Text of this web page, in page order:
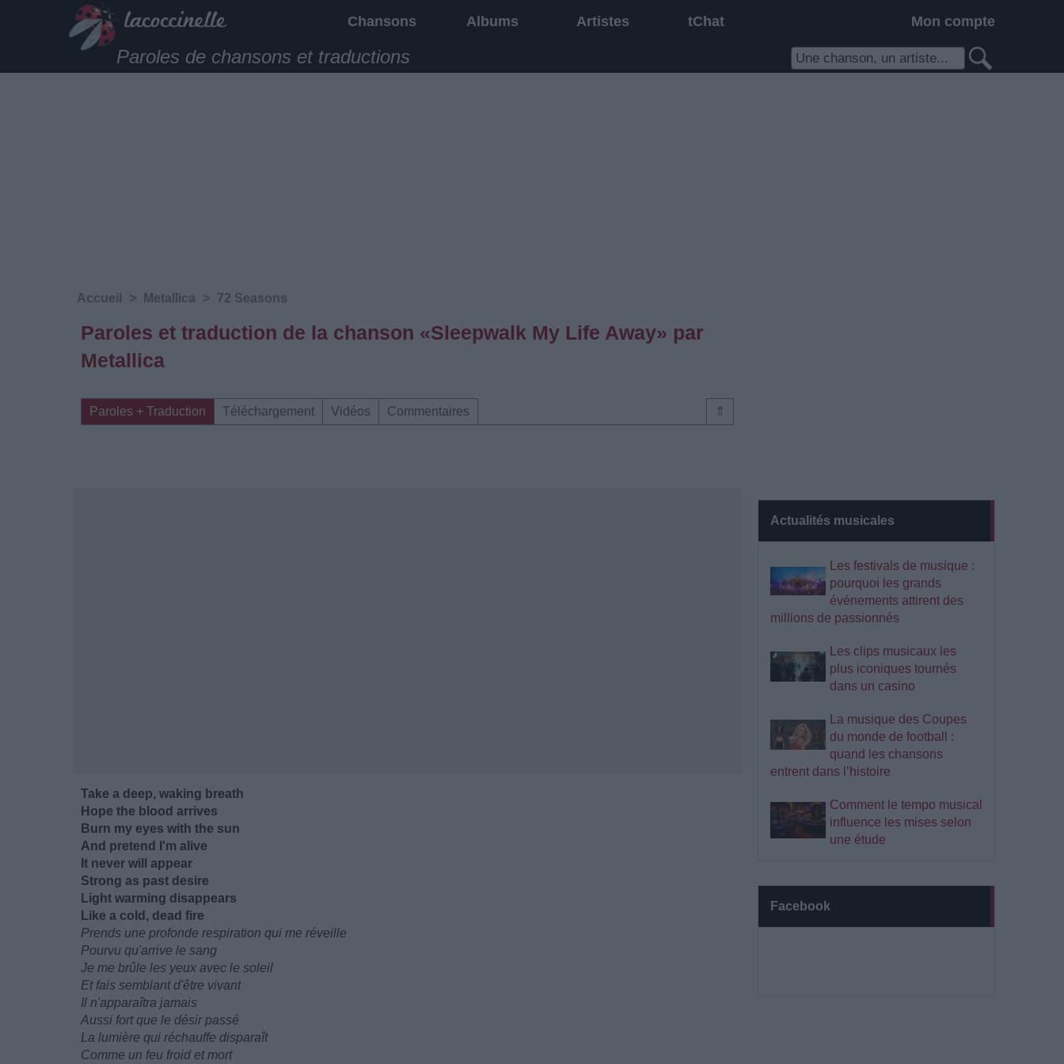
Chansons Albums Artistes tChat Mon compte
Paroles de chansons et traductions
Actualités musicales
Les festivals de musique :
pourquoi les grands
événements attirent des
millions de passionnés
Les clips musicaux les
plus iconiques tournés
dans un casino
La musique des Coupes
du monde de football :
quand les chansons
entrent dans l’histoire
Comment le tempo musical
influence les mises selon
une étude
Facebook
Accueil > Metallica > 72 Seasons
Paroles et traduction de la chanson «Sleepwalk My Life Away» par
Metallica
⇑
Paroles + Traduction Téléchargement Vidéos Commentaires
Take a deep, waking breath
Hope the blood arrives
Burn my eyes with the sun
And pretend I'm alive
It never will appear
Strong as past desire
Light warming disappears
Like a cold, dead fire
Prends une profonde respiration qui me réveille
Pourvu qu'arrive le sang
Je me brûle les yeux avec le soleil
Et fais semblant d'être vivant
Il n'apparaîtra jamais
Aussi fort que le désir passé
La lumière qui réchauffe disparaît
Comme un feu froid et mort